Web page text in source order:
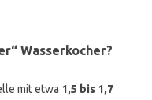
Wasserkocher?
mit etwa 1,5 bis 1,7